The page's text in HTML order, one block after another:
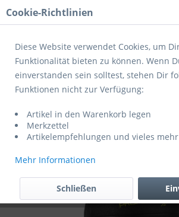
Menü
Übersicht Spezialbälle
schwarz/grün
Cookie-Richtlinien
Diese Website verwendet Cookies, um
Funktionalität bieten zu können. Wenn
einverstanden sein solltest, stehen Dir
Funktionen nicht zur Verfügung:
Artikel in den Warenkorb legen
Merkzettel
Artikelempfehlungen und vieles mehr
Mehr Informationen
Schließen